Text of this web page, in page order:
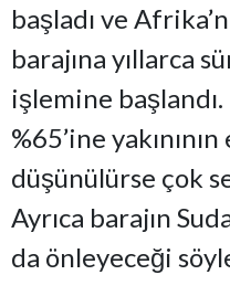
başladı ve
barajına yıllarca
işlemine
%65’ine
düşünülürse çok
Ayrıca barajın
da önleyeceği